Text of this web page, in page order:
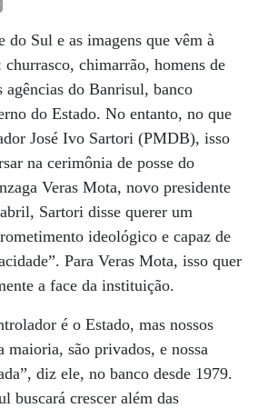
do Sul e as imagens que vêm à
churrasco, chimarrão, homens de
agências do Banrisul, banco
do Estado. No entanto, no que
José Ivo Sartori (PMDB), isso
na cerimônia de posse do
Veras Mota, novo presidente
Sartori disse querer um
ideológico e capaz de
Para Veras Mota, isso quer
a face da instituição.
é o Estado, mas nossos
maioria, são privados, e nossa
diz ele, no banco desde 1979.
buscará crescer além das